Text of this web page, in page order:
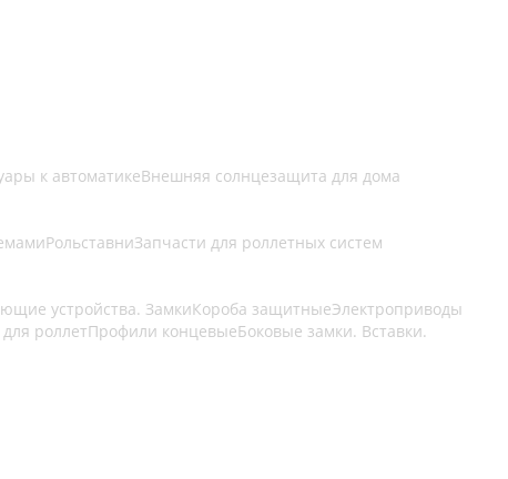
к автоматикеВнешняя солнцезащита для дома
РольставниЗапчасти для роллетных систем
устройства. ЗамкиКороба защитныеЭлектроприводы
роллетПрофили концевыеБоковые замки. Вставки.